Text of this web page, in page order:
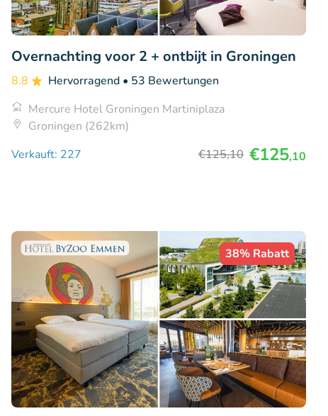
Overnachting voor 2 + ontbijt in Groningen
8.8 Hervorragend • 53 Bewertungen
Mercure Hotel Groningen Martiniplaza
Groningen (262km)
Verkauft: 227
€125,10 €125,10
38% Rabatt